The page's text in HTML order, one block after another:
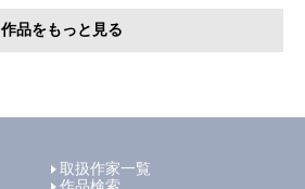
作品をもっと見る
取扱作家一覧